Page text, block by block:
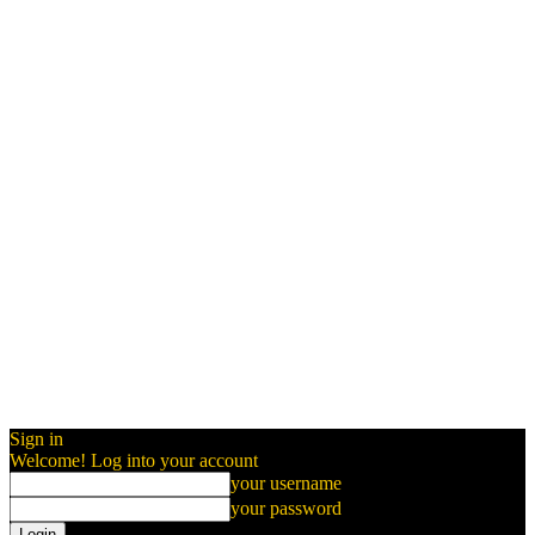
Sign in
Welcome! Log into your account
your username
your password